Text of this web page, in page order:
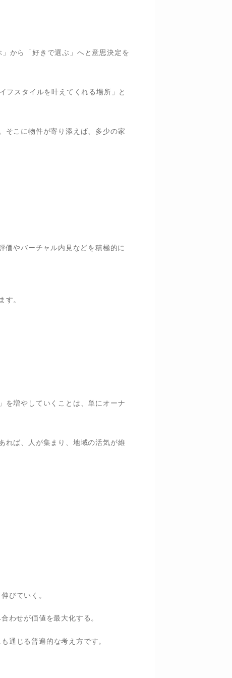
から「好きで選ぶ」へと意思決定を
フスタイルを叶えてくれる場所」と
そこに物件が寄り添えば、多少の家
価やバーチャル内見などを積極的に
す。
を増やしていくことは、単にオーナ
れば、人が集まり、地域の活気が維
びていく。
わせが価値を最大化する。
通じる普遍的な考え方です。